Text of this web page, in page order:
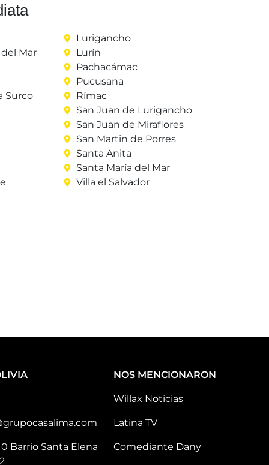
Mar
Surco
Lurigancho
Lurín
Pachacámac
Pucusana
Rímac
San Juan de Lurigancho
San Juan de Miraflores
San Martin de Porres
Santa Anita
Santa María del Mar
Villa el Salvador
Barrio Santa Elena
NOS MENCIONARON
Willax Noticias
Latina TV
Comediante Dany